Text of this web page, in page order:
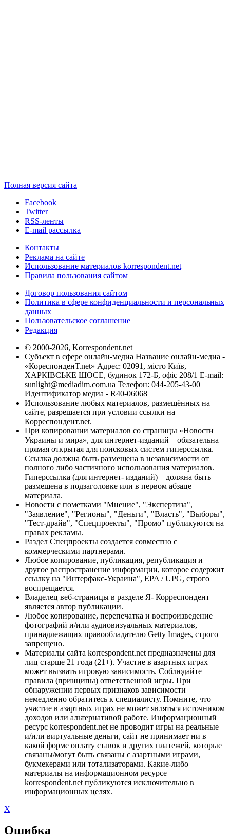
Полная версия сайта
Facebook
Twitter
RSS-ленты
E-mail рассылка
Контакты
Реклама на сайте
Использование материалов korrespondent.net
Правила пользования сайтом
Договор пользования сайтом
Политика в сфере конфиденциальности и персональных
данных
Пользовательское соглашение
Редакция
© 2000-2026, Korrespondent.net
Субъект в сфере онлайн-медиа Название онлайн-медиа -
«КореспонденТ.net» Адрес: 02091, місто Київ,
ХАРКІВСЬКЕ ШОСЕ, будинок 172-Б, офіс 208/1 E-mail:
sunlight@mediadim.com.ua Телефон: 044-205-43-00
Идентификатор медиа - R40-06068
Использование любых материалов, размещённых на
сайте, разрешается при условии ссылки на
Корреспондент.net.
При копировании материалов со страницы «Новости
Украины и мира», для интернет-изданий – обязательна
прямая открытая для поисковых систем гиперссылка.
Ссылка должна быть размещена в независимости от
полного либо частичного использования материалов.
Гиперссылка (для интернет- изданий) – должна быть
размещена в подзаголовке или в первом абзаце
материала.
Новости с пометками "Мнение", "Экспертиза",
"Заявление", "Регионы", "Деньги", "Власть", "Выборы",
"Тест-драйв", "Спецпроекты", "Промо" публикуются на
правах рекламы.
Раздел Спецпроекты создается совместно с
коммерческими партнерами.
Любое копирование, публикация, републикация и
другое распространение информации, которое содержит
ссылку на "Интерфакс-Украина", EPA / UPG, строго
воспрещается.
Владелец веб-страницы в разделе Я- Корреспондент
является автор публикации.
Любое копирование, перепечатка и воспроизведение
фотографий и/или аудиовизуальных материалов,
принадлежащих правообладателю Getty Images, строго
запрещено.
Материалы сайта korrespondent.net предназначены для
лиц старше 21 года (21+). Участие в азартных играх
может вызвать игровую зависимость. Соблюдайте
правила (принципы) ответственной игры. При
обнаружении первых признаков зависимости
немедленно обратитесь к специалисту. Помните, что
участие в азартных играх не может являться источником
доходов или альтернативой работе. Информационный
ресурс korrespondent.net не проводит игры на реальные
и/или виртуальные деньги, сайт не принимает ни в
какой форме оплату ставок и других платежей, которые
связаны/могут быть связаны с азартными играми,
букмекерами или тотализаторами. Какие-либо
материалы на информационном ресурсе
korrespondent.net публикуются исключительно в
информационных целях.
X
Ошибка